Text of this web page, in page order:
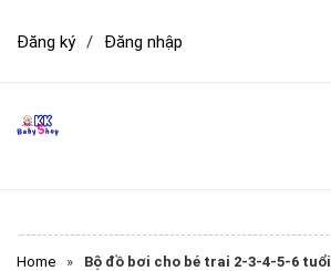
Đăng ký / Đăng nhập
Home » Bộ đồ bơi cho bé trai 2-3-4-5-6 tuổi